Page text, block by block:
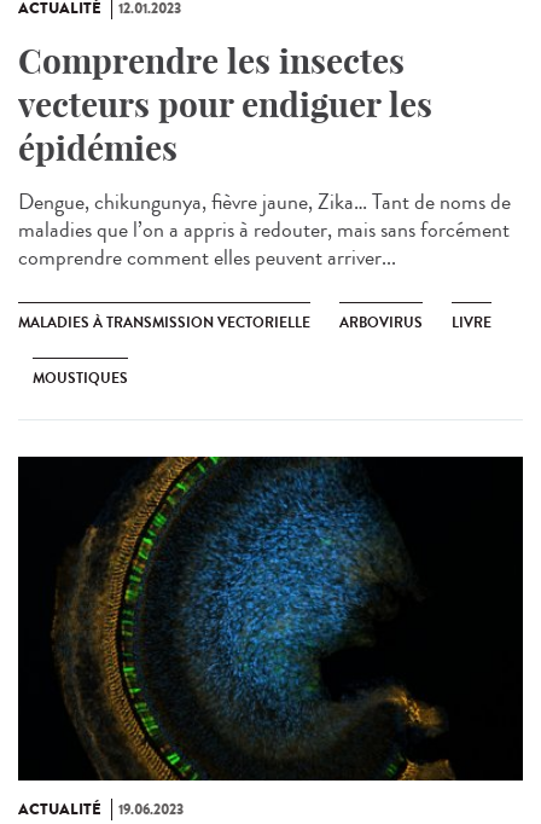
ACTUALITÉ 12.01.2023
Comprendre les insectes
vecteurs pour endiguer les
épidémies
Dengue, chikungunya, fièvre jaune, Zika… Tant de noms de
maladies que l’on a appris à redouter, mais sans forcément
comprendre comment elles peuvent arriver...
MALADIES À TRANSMISSION VECTORIELLE ARBOVIRUS LIVRE
MOUSTIQUES
ACTUALITÉ 19.06.2023